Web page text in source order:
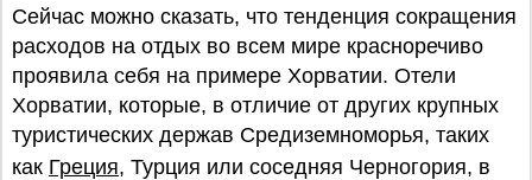
Сейчас можно сказать, что тенденция сокращения
расходов на отдых во всем мире красноречиво
проявила себя на примере Хорватии. Отели
Хорватии, которые, в отличие от других крупных
туристических держав Средиземноморья, таких
как Греция, Турция или соседняя Черногория, в